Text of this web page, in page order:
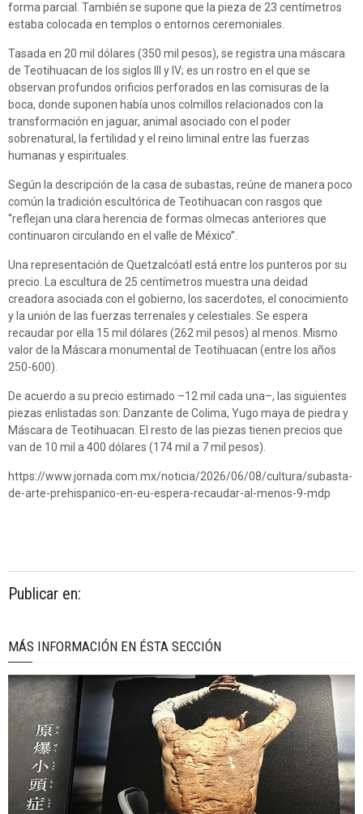
forma parcial. También se supone que la pieza de 23 centímetros
estaba colocada en templos o entornos ceremoniales.
Tasada en 20 mil dólares (350 mil pesos), se registra una máscara
de Teotihuacan de los siglos III y IV; es un rostro en el que se
observan profundos orificios perforados en las comisuras de la
boca, donde suponen había unos colmillos relacionados con la
transformación en jaguar, animal asociado con el poder
sobrenatural, la fertilidad y el reino liminal entre las fuerzas
humanas y espirituales.
Según la descripción de la casa de subastas, reúne de manera poco
común la tradición escultórica de Teotihuacan con rasgos que
“reflejan una clara herencia de formas olmecas anteriores que
continuaron circulando en el valle de México”.
Una representación de Quetzalcóatl está entre los punteros por su
precio. La escultura de 25 centímetros muestra una deidad
creadora asociada con el gobierno, los sacerdotes, el conocimiento
y la unión de las fuerzas terrenales y celestiales. Se espera
recaudar por ella 15 mil dólares (262 mil pesos) al menos. Mismo
valor de la Máscara monumental de Teotihuacan (entre los años
250-600).
De acuerdo a su precio estimado –12 mil cada una–, las siguientes
piezas enlistadas son: Danzante de Colima, Yugo maya de piedra y
Máscara de Teotihuacan. El resto de las piezas tienen precios que
van de 10 mil a 400 dólares (174 mil a 7 mil pesos).
https://www.jornada.com.mx/noticia/2026/06/08/cultura/subasta-
de-arte-prehispanico-en-eu-espera-recaudar-al-menos-9-mdp
Publicar en:
MÁS INFORMACIÓN EN ÉSTA SECCIÓN